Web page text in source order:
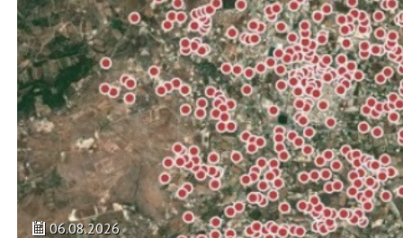
06.08.2026